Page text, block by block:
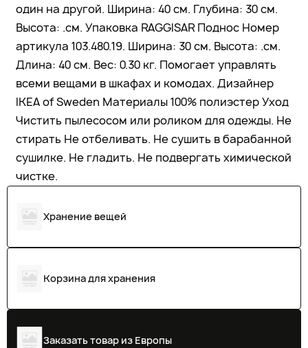
один на другой. Ширина: 40 см. Глубина: 30 см.
Высота: .см. Упаковка RAGGISAR Поднос Номер
артикула 103.480.19. Ширина: 30 см. Высота: .см.
Длина: 40 см. Вес: 0.30 кг. Помогает управлять
всеми вещами в шкафах и комодах. Дизайнер
IKEA of Sweden Материалы 100% полиэстер Уход
Чистить пылесосом или роликом для одежды. Не
стирать Не отбеливать. Не сушить в барабанной
сушилке. Не гладить. Не подвергать химической
чистке.
Хранение вещей
Корзина для хранения
Заказать товар из Европы